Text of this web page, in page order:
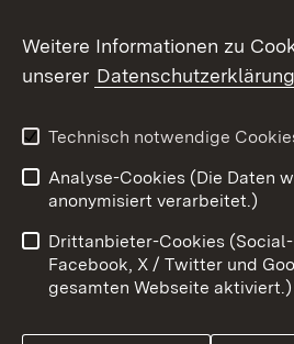
Social Wall
X / Twitter
Youtube
Benutzungshinweise
Datenschutz
Weitere Informationen zu
unserer Datenschutzerklärung
Technisch notwendige
Analyse-Cookies (Die Daten
anonymisiert verarbeitet.)
Drittanbieter-Cookies
Facebook, X / Twitter und
gesamten Webseite aktiviert.)